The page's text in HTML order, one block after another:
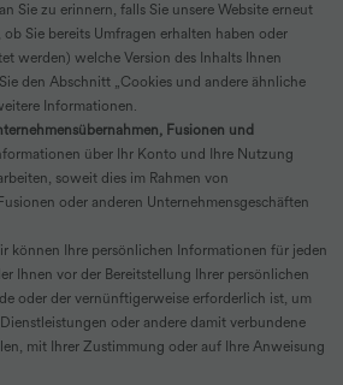
Sie zu erinnern, falls Sie unsere Website erneut
ob Sie bereits Umfragen erhalten haben oder
werden) welche Version des Inhalts Ihnen
den Abschnitt „Cookies und andere ähnliche
Informationen.
Fusionen und
über Ihr Konto und Ihre Nutzung
soweit dies im Rahmen von
oder anderen Unternehmensgeschäften
können Ihre persönlichen Informationen für jeden
Ihnen vor der Bereitstellung Ihrer persönlichen
oder der vernünftigerweise erforderlich ist, um
oder andere damit verbundene
mit Ihrer Zustimmung oder auf Ihre Anweisung